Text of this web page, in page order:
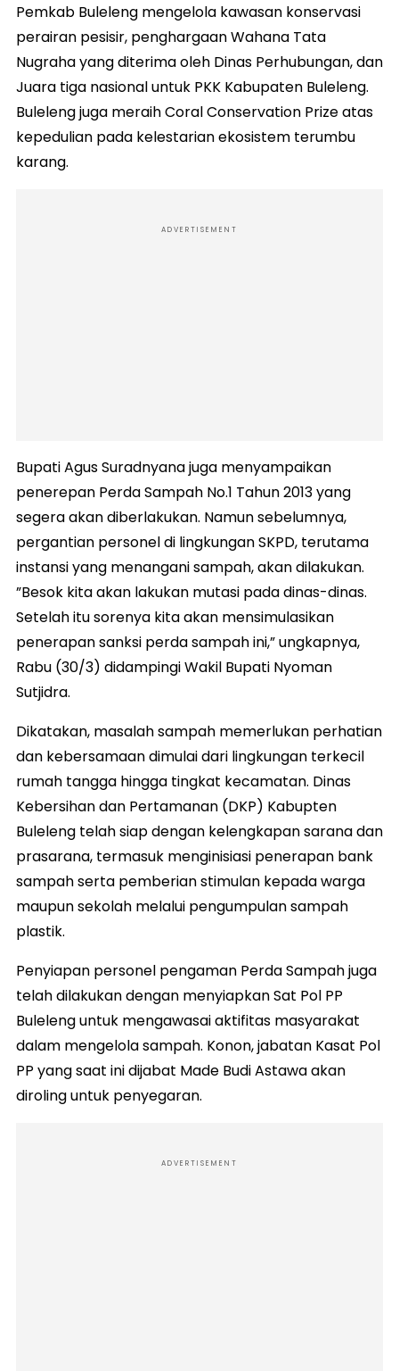
Pemkab Buleleng mengelola kawasan konservasi
perairan pesisir, penghargaan Wahana Tata
Nugraha yang diterima oleh Dinas Perhubungan, dan
Juara tiga nasional untuk PKK Kabupaten Buleleng.
Buleleng juga meraih Coral Conservation Prize atas
kepedulian pada kelestarian ekosistem terumbu
karang.
ADVERTISEMENT
Bupati Agus Suradnyana juga menyampaikan
penerepan Perda Sampah No.1 Tahun 2013 yang
segera akan diberlakukan. Namun sebelumnya,
pergantian personel di lingkungan SKPD, terutama
instansi yang menangani sampah, akan dilakukan.
”Besok kita akan lakukan mutasi pada dinas-dinas.
Setelah itu sorenya kita akan mensimulasikan
penerapan sanksi perda sampah ini,” ungkapnya,
Rabu (30/3) didampingi Wakil Bupati Nyoman
Sutjidra.
Dikatakan, masalah sampah memerlukan perhatian
dan kebersamaan dimulai dari lingkungan terkecil
rumah tangga hingga tingkat kecamatan. Dinas
Kebersihan dan Pertamanan (DKP) Kabupten
Buleleng telah siap dengan kelengkapan sarana dan
prasarana, termasuk menginisiasi penerapan bank
sampah serta pemberian stimulan kepada warga
maupun sekolah melalui pengumpulan sampah
plastik.
Penyiapan personel pengaman Perda Sampah juga
telah dilakukan dengan menyiapkan Sat Pol PP
Buleleng untuk mengawasai aktifitas masyarakat
dalam mengelola sampah. Konon, jabatan Kasat Pol
PP yang saat ini dijabat Made Budi Astawa akan
diroling untuk penyegaran.
ADVERTISEMENT